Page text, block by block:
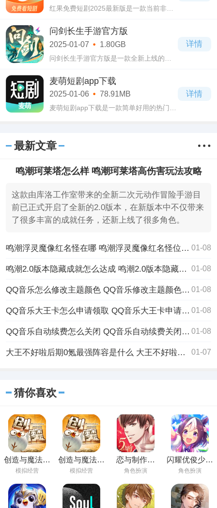
红果免费短剧2025最新版是一款当前非常
以在线刷看各种小说，漫画，电影，短剧
等等，超多丰富的视频内容都可以让你们
在这里
问剑长生手游官方版
2025-01-07 1.80GB
问剑长生手游官方版是一款全新上线的御
将体验全新不一样的御空对战，经典的修
仙风格，各位玩家也可以开始你的修仙之
路。
详情
麦萌短剧app下载
2025-01-06 78.91MB
麦萌短剧app下载是一款简单好用的热门高
创的哦
详情
最新文章
鸣潮珂莱塔怎么样 鸣潮珂莱塔高伤害玩法攻略
这款由库洛工作室带来的全新二次元动作冒险手游目
前已正式开启了全新的2.0版本，在新版本中不仅带来
了很多丰富的成就任务，还新上线了很多角色。
鸣潮浮灵魔像红名怪在哪 鸣潮浮灵魔像红名怪位置一览 01-08
鸣潮2.0版本隐藏成就怎么达成 鸣潮2.0版本隐藏成就达成攻略 01-08
QQ音乐怎么修改主题颜色 QQ音乐修改主题颜色方法 01-08
QQ音乐大王卡怎么申请领取 QQ音乐大王卡申请方法流程 01-08
QQ音乐自动续费怎么关闭 QQ音乐自动续费关闭方法 01-08
大王不好啦后期0氪最强阵容是什么 大王不好啦后期0氪最强阵容推荐 01-07
猜你喜欢
创造与魔法手
游下载最新版
模拟经营
创造与魔法下
载官方版
模拟经营
恋与制作人
2023免费下载
角色扮演
闪耀优俊少女
安卓最新版下
角色扮演